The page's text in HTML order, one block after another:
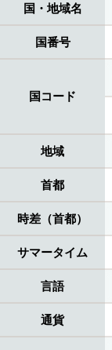
国・地域名
国番号
国コード
地域
首都
時差（首都）
サマータイム
言語
通貨